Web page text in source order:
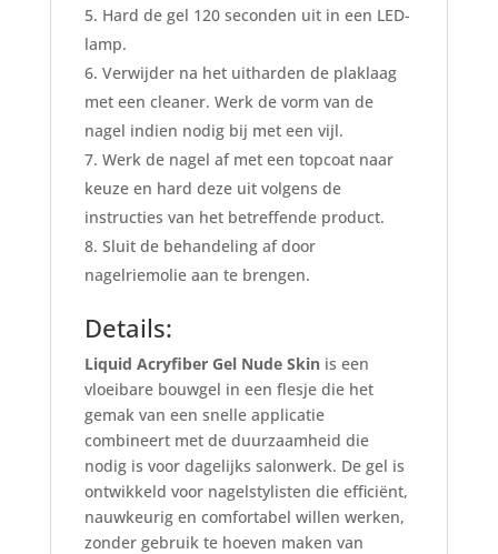
Hard de gel 120 seconden uit in een LED-
lamp.
Verwijder na het uitharden de plaklaag
met een cleaner. Werk de vorm van de
nagel indien nodig bij met een vijl.
Werk de nagel af met een topcoat naar
keuze en hard deze uit volgens de
instructies van het betreffende product.
Sluit de behandeling af door
nagelriemolie aan te brengen.
Details:
Liquid Acryfiber Gel Nude Skinis een
vloeibare bouwgel in een flesje die het
gemak van een snelle applicatie
combineert met de duurzaamheid die
nodig is voor dagelijks salonwerk. De gel is
ontwikkeld voor nagelstylisten die efficiënt,
nauwkeurig en comfortabel willen werken,
zonder gebruik te hoeven maken van